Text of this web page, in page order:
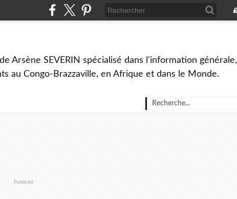
Arsène SEVERIN spécialisé dans l'information générale,
au Congo-Brazzaville, en Afrique et dans le Monde.
Publicité